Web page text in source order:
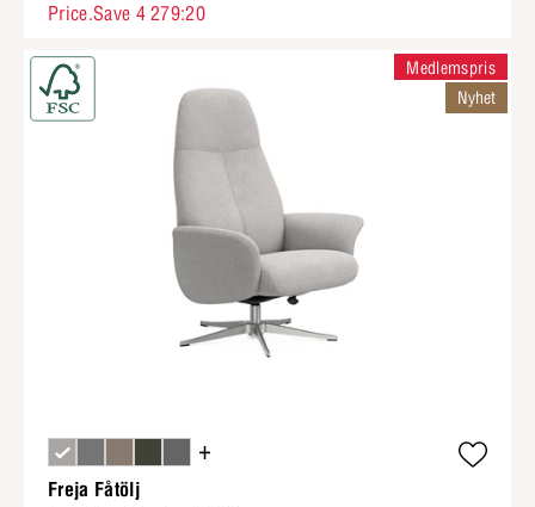
Price.Save 4 279:20
+
Freja Fåtölj
Medlemspris
Nyhet